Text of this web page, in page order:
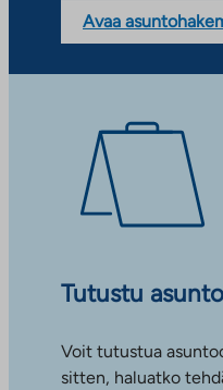
Avaa
Tutustu
Voit tutustua
sitten, haluatko